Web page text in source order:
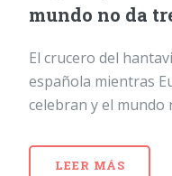
mundo no da
El crucero del
española mientras
celebran y el mundo
LEER MÁS